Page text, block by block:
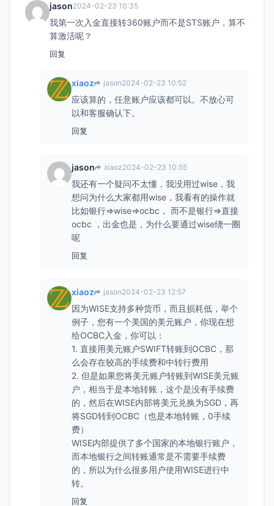
jason2024-02-23 10:35
我第一次入金直接转360账户而不是STS账户，算不
算激活呢？
回复
xiaoz jason2024-02-23 10:52
应该算的，任意账户应该都可以。不放心可
以和客服确认下。
回复
jason xiaoz2024-02-23 10:55
我还有一个疑问不太懂，我没用过wise，我
想问为什么大家都用wise，我看有的操作就
比如银行=>wise=>ocbc， 而不是银行=>直接
ocbc ，出金也是，为什么要通过wise绕一圈
呢
回复
xiaoz jason2024-02-23 12:57
因为WISE支持多种货币，而且损耗低，举个
例子，您有一个美国的美元账户，你现在想
给OCBC入金，你可以：
1. 直接用美元账户SWIFT转账到OCBC，那
么会存在较高的手续费和中转行费用
2. 但是如果您将美元账户转账到WISE美元账
户，相当于是本地转账，这个是没有手续费
的，然后在WISE内部将美元兑换为SGD，再
将SGD转到OCBC（也是本地转账，0手续
费）
WISE内部提供了多个国家的本地银行账户，
而本地银行之间转账通常是不需要手续费
的，所以为什么很多用户使用WISE进行中
转。
回复